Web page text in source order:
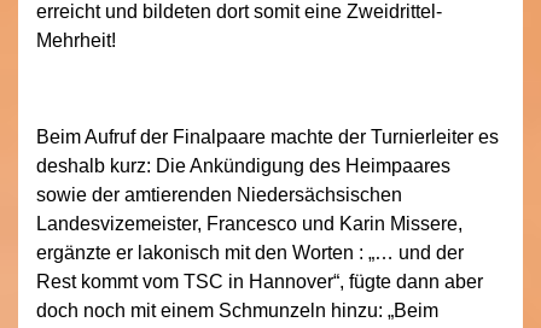
erreicht und bildeten dort somit eine Zweidrittel-
Mehrheit!
Beim Aufruf der Finalpaare machte der Turnierleiter es
deshalb kurz: Die Ankündigung des Heimpaares
sowie der amtierenden Niedersächsischen
Landesvizemeister, Francesco und Karin Missere,
ergänzte er lakonisch mit den Worten : „… und der
Rest kommt vom TSC in Hannover“, fügte dann aber
doch noch mit einem Schmunzeln hinzu: „Beim